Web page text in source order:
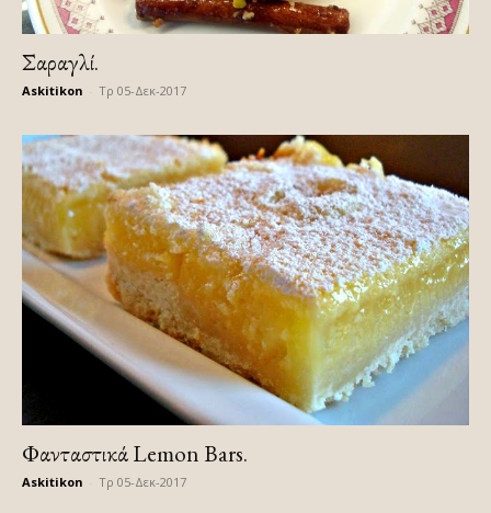
Σαραγλί.
Askitikon Τρ 05-Δεκ-2017
Φανταστικά Lemon Bars.
Askitikon Τρ 05-Δεκ-2017